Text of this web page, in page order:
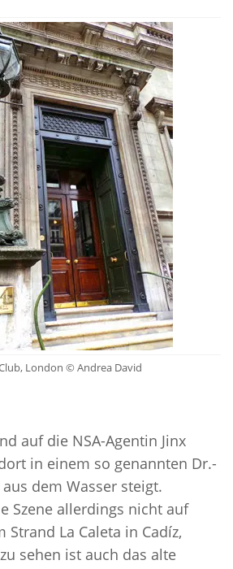
London © Andrea David
auf die NSA-Agentin Jinx
in einem so genannten Dr.-
dem Wasser steigt.
Szene allerdings nicht auf
Strand La Caleta in Cadíz,
sehen ist auch das alte